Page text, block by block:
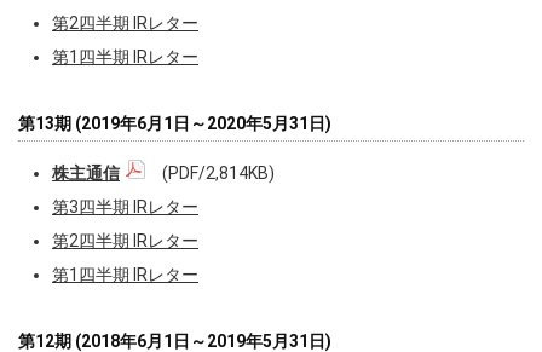
第2四半期 IRレター
第1四半期 IRレター
第13期 (2019年6月1日～2020年5月31日)
株主通信
(PDF/2,814KB)
第3四半期 IRレター
第2四半期 IRレター
第1四半期 IRレター
第12期 (2018年6月1日～2019年5月31日)